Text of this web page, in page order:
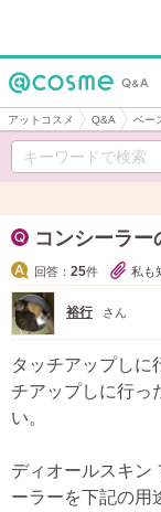
アットコスメ Q&A ベー
コンシーラー
回答： 25件 私も
裕行 さん
タッチアップしに
チアップしに行っ
い。
ディオールスキン
ーラーを下記の用